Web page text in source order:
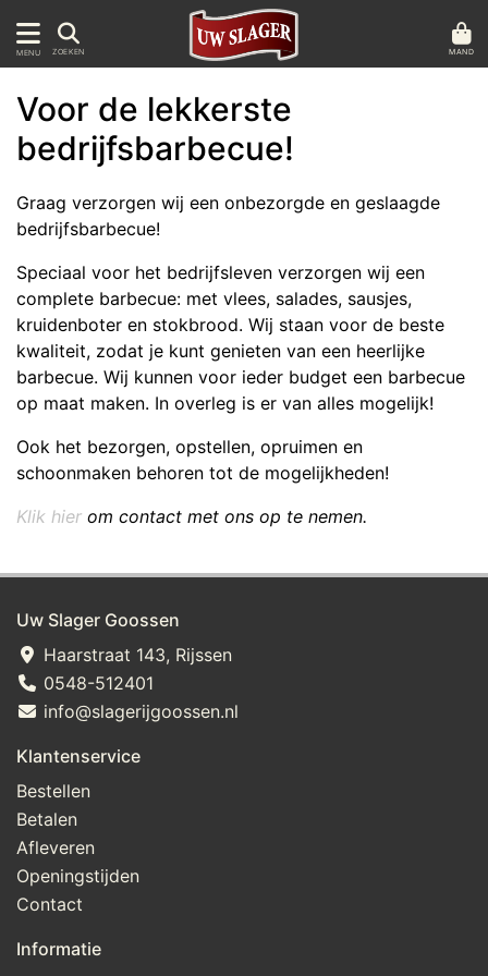
MENU ZOEKEN MAND
Voor de lekkerste
bedrijfsbarbecue!
Graag verzorgen wij een onbezorgde en geslaagde
bedrijfsbarbecue!
Speciaal voor het bedrijfsleven verzorgen wij een
complete barbecue: met vlees, salades, sausjes,
kruidenboter en stokbrood. Wij staan voor de beste
kwaliteit, zodat je kunt genieten van een heerlijke
barbecue. Wij kunnen voor ieder budget een barbecue
op maat maken. In overleg is er van alles mogelijk!
Ook het bezorgen, opstellen, opruimen en
schoonmaken behoren tot de mogelijkheden!
Klik hier om contact met ons op te nemen.
Uw Slager Goossen
Haarstraat 143, Rijssen
0548-512401
info@slagerijgoossen.nl
Klantenservice
Bestellen
Betalen
Afleveren
Openingstijden
Contact
Informatie